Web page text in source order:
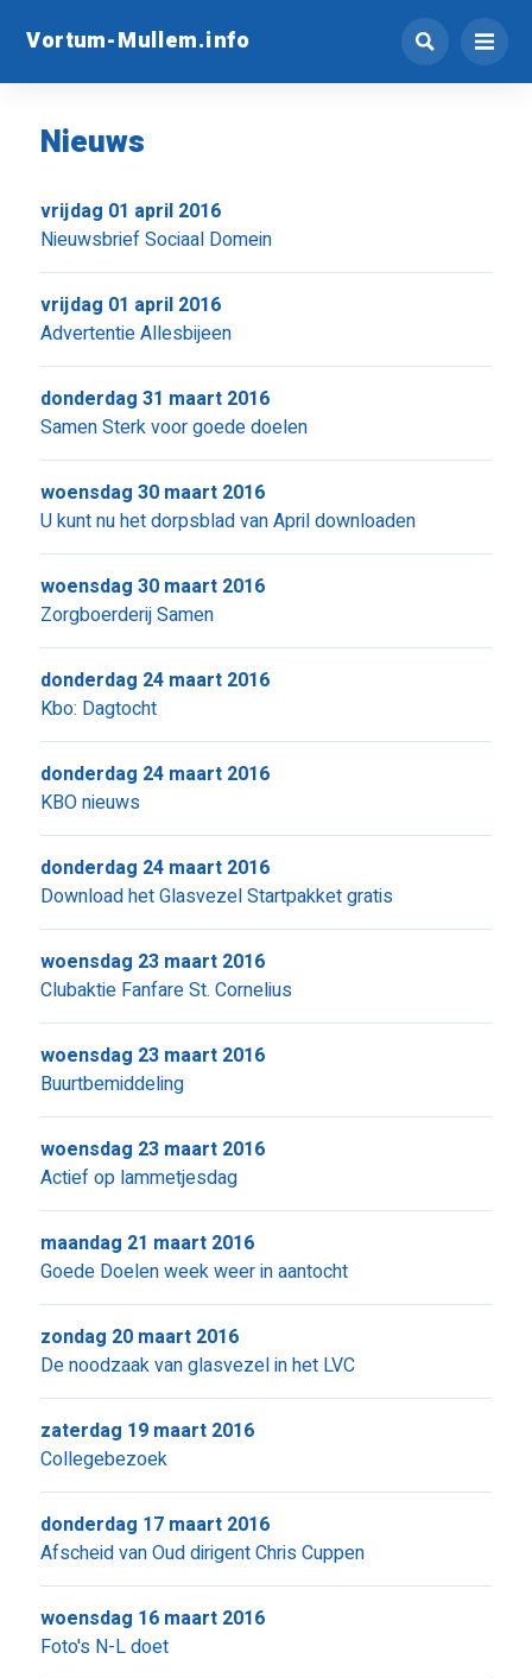
Vortum-Mullem.info
Nieuws
Nieuwsbrief Sociaal Domein
vrijdag 01 april 2016
Advertentie Allesbijeen
vrijdag 01 april 2016
Samen Sterk voor goede doelen
donderdag 31 maart 2016
U kunt nu het dorpsblad van April downloaden
woensdag 30 maart 2016
Zorgboerderij Samen
woensdag 30 maart 2016
Kbo: Dagtocht
donderdag 24 maart 2016
KBO nieuws
donderdag 24 maart 2016
Download het Glasvezel Startpakket gratis
donderdag 24 maart 2016
Clubaktie Fanfare St. Cornelius
woensdag 23 maart 2016
Buurtbemiddeling
woensdag 23 maart 2016
Actief op lammetjesdag
woensdag 23 maart 2016
Goede Doelen week weer in aantocht
maandag 21 maart 2016
De noodzaak van glasvezel in het LVC
zondag 20 maart 2016
Collegebezoek
zaterdag 19 maart 2016
Afscheid van Oud dirigent Chris Cuppen
donderdag 17 maart 2016
Foto's N-L doet
woensdag 16 maart 2016